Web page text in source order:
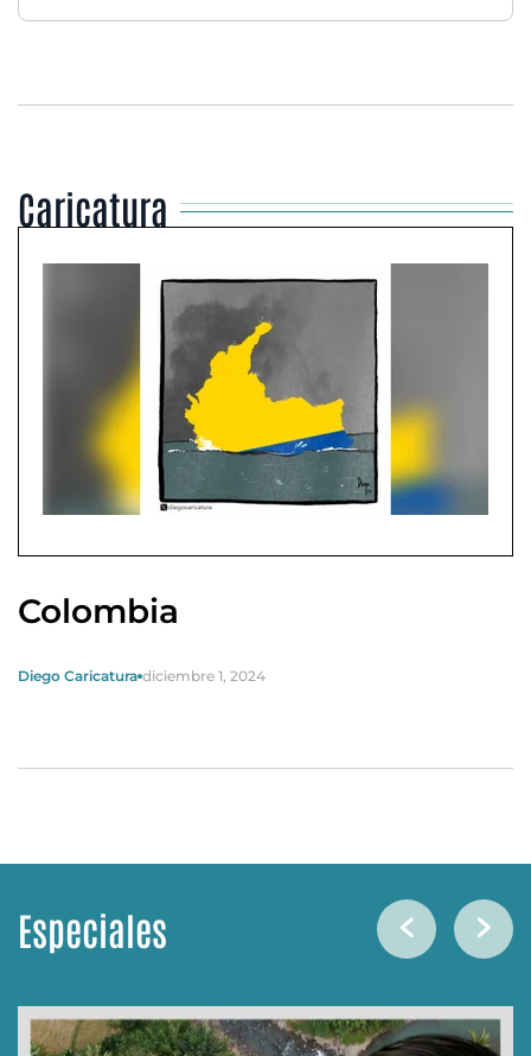
Caricatura
Colombia
Diego Caricatura diciembre 1, 2024
Especiales